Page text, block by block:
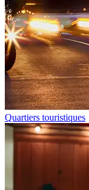
Quartiers touristiques